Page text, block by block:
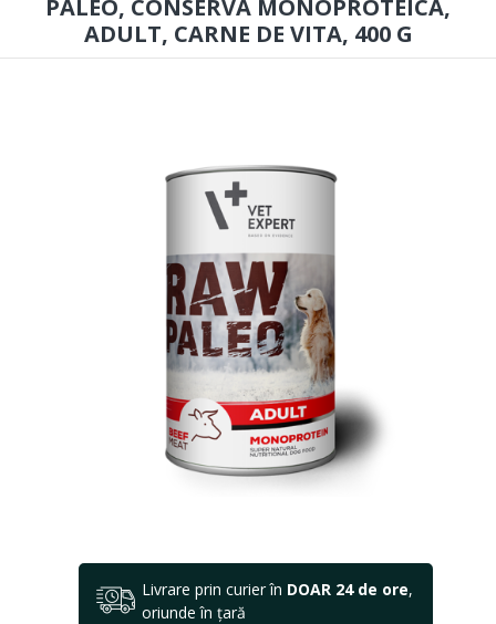
PALEO, CONSERVA MONOPROTEICA,
ADULT, CARNE DE VITA, 400 G
Livrare prin curier în DOAR 24 de ore,
oriunde în țară